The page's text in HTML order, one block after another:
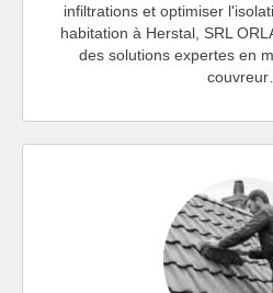
infiltrations et optimiser
habitation à Herstal, SRL
des solutions expertes en